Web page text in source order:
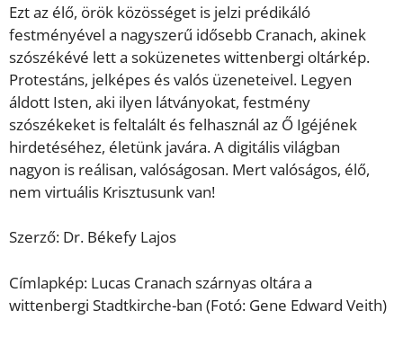
Ezt az élő, örök közösséget is jelzi prédikáló
festményével a nagyszerű idősebb Cranach, akinek
szószékévé lett a soküzenetes wittenbergi oltárkép.
Protestáns, jelképes és valós üzeneteivel. Legyen
áldott Isten, aki ilyen látványokat, festmény
szószékeket is feltalált és felhasznál az Ő Igéjének
hirdetéséhez, életünk javára. A digitális világban
nagyon is reálisan, valóságosan. Mert valóságos, élő,
nem virtuális Krisztusunk van!
Szerző: Dr. Békefy Lajos
Címlapkép: Lucas Cranach szárnyas oltára a
wittenbergi Stadtkirche-ban (Fotó: Gene Edward Veith)